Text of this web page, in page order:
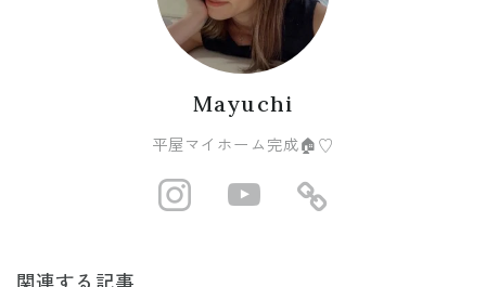
Mayuchi
平屋マイホーム完成🏠♡
http://https://